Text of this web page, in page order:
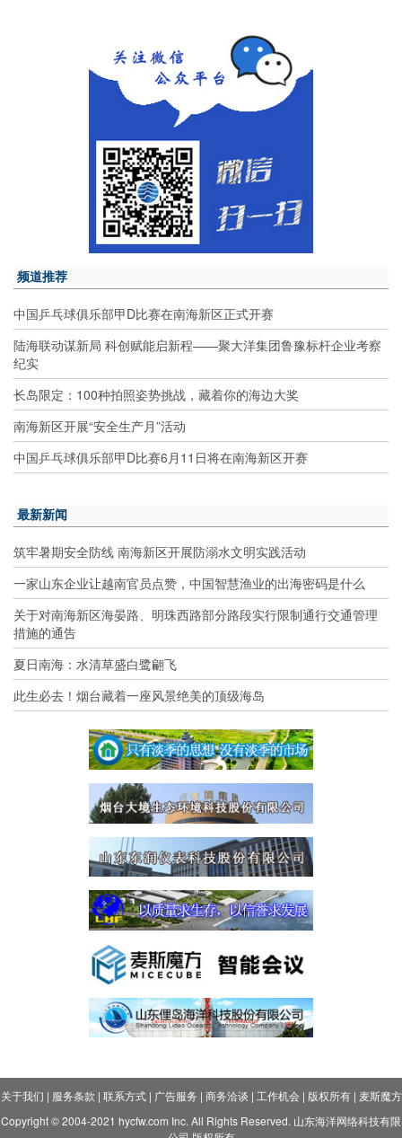
频道推荐
中国乒乓球俱乐部甲D比赛在南海新区正式开赛
陆海联动谋新局 科创赋能启新程——聚大洋集团鲁豫标杆企业考察
纪实
长岛限定：100种拍照姿势挑战，藏着你的海边大奖
南海新区开展“安全生产月”活动
中国乒乓球俱乐部甲D比赛6月11日将在南海新区开赛
最新新闻
筑牢暑期安全防线 南海新区开展防溺水文明实践活动
一家山东企业让越南官员点赞，中国智慧渔业的出海密码是什么
关于对南海新区海晏路、明珠西路部分路段实行限制通行交通管理
措施的通告
夏日南海：水清草盛白鹭翩飞
此生必去！烟台藏着一座风景绝美的顶级海岛
关于我们 | 服务条款 | 联系方式| 广告服务 | 商务洽谈 | 工作机会| 版权所有| 麦斯魔方
Copyright © 2004-2021 hycfw.com Inc. All Rights Reserved. 山东海洋网络科技有限